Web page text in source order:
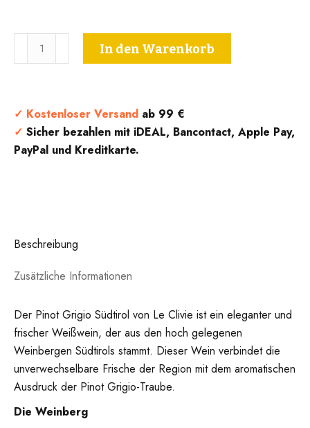
Grigio
-
Le
Clivie
In den Warenkorb
✓ Kostenloser Versand ab 99 €
✓ Sicher bezahlen mit iDEAL, Bancontact, Apple Pay,
PayPal und Kreditkarte.
Beschreibung
Zusätzliche Informationen
Der Pinot Grigio Südtirol von Le Clivie ist ein eleganter und
frischer Weißwein, der aus den hoch gelegenen
Weinbergen Südtirols stammt. Dieser Wein verbindet die
unverwechselbare Frische der Region mit dem aromatischen
Ausdruck der Pinot Grigio-Traube.
Die Weinberg